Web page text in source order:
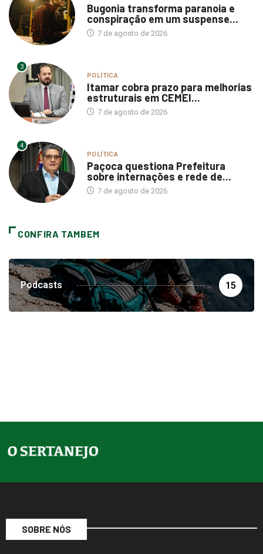
Bugonia transforma paranoia e
conspiração em um suspense...
7 de agosto de 2026
3
POLÍTICA
Itamar cobra prazo para melhorias
estruturais em CEMEI...
7 de agosto de 2026
4
POLÍTICA
Paçoca questiona Prefeitura
sobre internações e rede de...
7 de agosto de 2026
CONFIRA TAMBEM
Podcasts 15
SOBRE NÓS